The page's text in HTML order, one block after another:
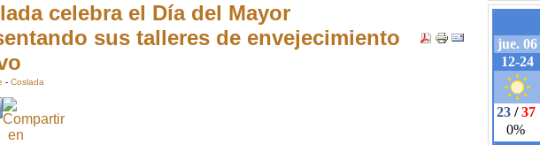
celebra el Día del Mayor
sus talleres de envejecimiento
- Coslada